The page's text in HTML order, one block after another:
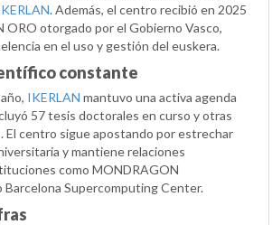
. Además, el centro recibió en 2025
otorgado por el Gobierno Vasco,
en el uso y gestión del euskera.
constante
IKERLAN mantuvo una activa agenda
57 tesis doctorales en curso y otras
El centro sigue apostando por estrechar
y mantiene relaciones
como MONDRAGON
Barcelona Supercomputing Center.